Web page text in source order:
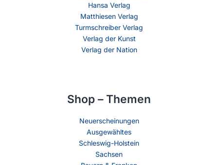
Hansa Verlag
Matthiesen Verlag
Turmschreiber Verlag
Verlag der Kunst
Verlag der Nation
Shop – Themen
Neuerscheinungen
Ausgewähltes
Schleswig-Holstein
Sachsen